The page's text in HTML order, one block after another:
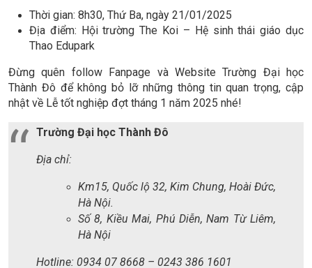
Thời gian: 8h30, Thứ Ba, ngày 21/01/2025
Địa điểm: Hội trường The Koi – Hệ sinh thái giáo dục
Thao Edupark
Đừng quên follow Fanpage và Website Trường Đại học
Thành Đô để không bỏ lỡ những thông tin quan trọng, cập
nhật về Lễ tốt nghiệp đợt tháng 1 năm 2025 nhé!
Trường Đại học Thành Đô
Địa chỉ:
Km15, Quốc lộ 32, Kim Chung, Hoài Đức,
Hà Nội.
Số 8, Kiều Mai, Phú Diễn, Nam Từ Liêm,
Hà Nội
Hotline: 0934 07 8668 – 0243 386 1601